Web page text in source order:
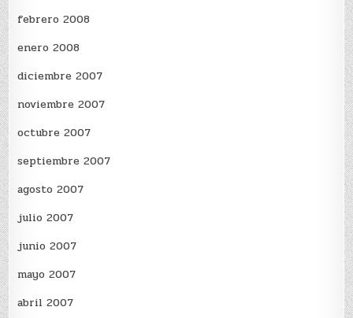
febrero 2008
enero 2008
diciembre 2007
noviembre 2007
octubre 2007
septiembre 2007
agosto 2007
julio 2007
junio 2007
mayo 2007
abril 2007